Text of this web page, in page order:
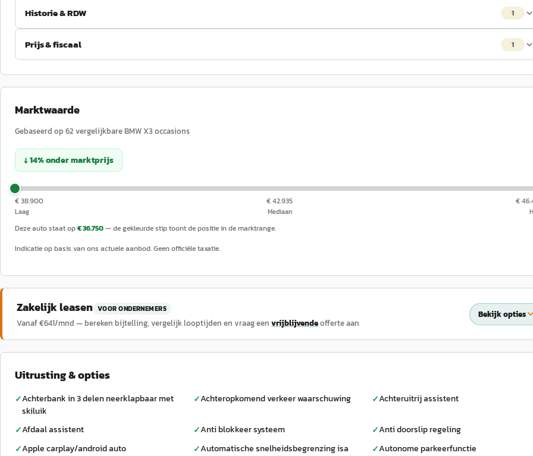
Historie & RDW 1
Prijs & fiscaal 1
Marktwaarde
Gebaseerd op 62 vergelijkbareBMW X3 occasions
↓14%ondermarktprijs
€ 38.900
Laag
€ 42.935
Mediaan
€
Deze auto staat op€ 36.750— de gekleurde stip toont de positie in de marktrange.
Indicatie op basis van ons actuele aanbod. Geen officiële taxatie.
Zakelijk leasen VOOR ONDERNEMERS
Vanaf €641/mnd — bereken bijtelling, vergelijk looptijden en vraag een vrijblijvendeofferte aan
Bekijk opties
Uitrusting & opties
✓Achterbank in 3 delen neerklapbaar met
skiluik
✓Achteropkomend verkeer waarschuwing ✓Achteruitrij assistent
✓Afdaal assistent ✓Anti blokkeer systeem ✓Anti doorslip regeling
✓Apple carplay/android auto ✓Automatische snelheidsbegrenzing isa ✓Autonome parkeerfunctie